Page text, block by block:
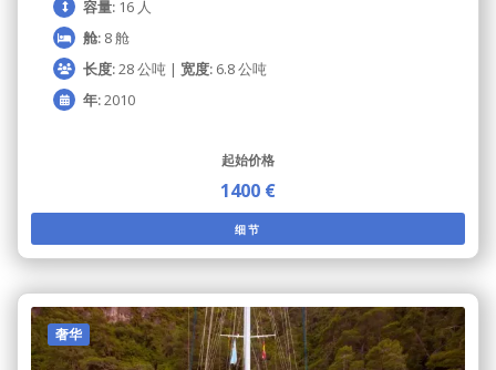
容量: 16 人
舱: 8 舱
长度:28 公吨 | 宽度: 6.8 公吨
年:2010
起始价格
1400 €
细节
奢华